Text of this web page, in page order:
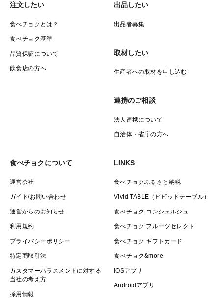
注文したい
食べチョクとは？
食べチョク基準
品質保証について
飲食店の方へ
出品したい
出品者募集
取材したい
生産者への取材を申し込む
連携のご相談
法人連携について
自治体・省庁の方へ
食べチョクについて
運営会社
ガイド/お問い合わせ
運営からのお知らせ
利用規約
プライバシーポリシー
特定商取引法
カスタマーハラスメントに対する
当社の考え方
採用情報
LINKS
食べチョクふるさと納税
Vivid TABLE（ビビッドテーブル）
食べチョク コンシェルジュ
食べチョク フルーツセレクト
食べチョク ギフトカード
食べチョク&more
iOSアプリ
Androidアプリ